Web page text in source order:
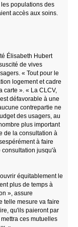
populations des
accès aux soins.
Élisabeth Hubert
de vives
« Tout pour le
logement et cadre
carte ». « La CLCV,
défavorable à une
contrepartie ne
des usagers, au
plus important
de la consultation à
à faire
consultation jusqu'à
équitablement le
plus de temps à
», assure
telle mesure va faire
qu'ils paieront par
ces mutuelles